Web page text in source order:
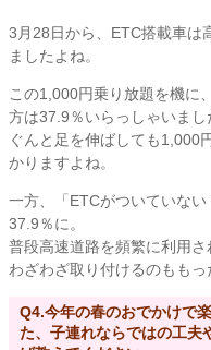
3月28日から、ETC搭載車は
ましたよね。
この1,000円乗り放題を機に
方は37.9％いらっしゃいまし
ぐんと足を伸ばしても1,000
かりますよね。
一方、「ETCがついていな
37.9％に。
普段高速道路を頻繁に利用さ
わざわざ取り付けるのももっ
Q4.今年の春のおでかけで
た、子連れならではの工夫